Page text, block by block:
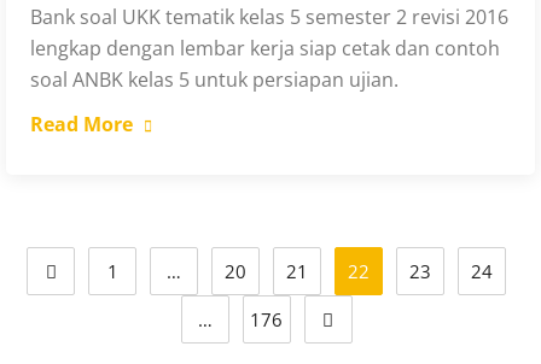
Bank soal UKK tematik kelas 5 semester 2 revisi 2016
lengkap dengan lembar kerja siap cetak dan contoh
soal ANBK kelas 5 untuk persiapan ujian.
Read More
1 … 20 21 22 23
24
…
176